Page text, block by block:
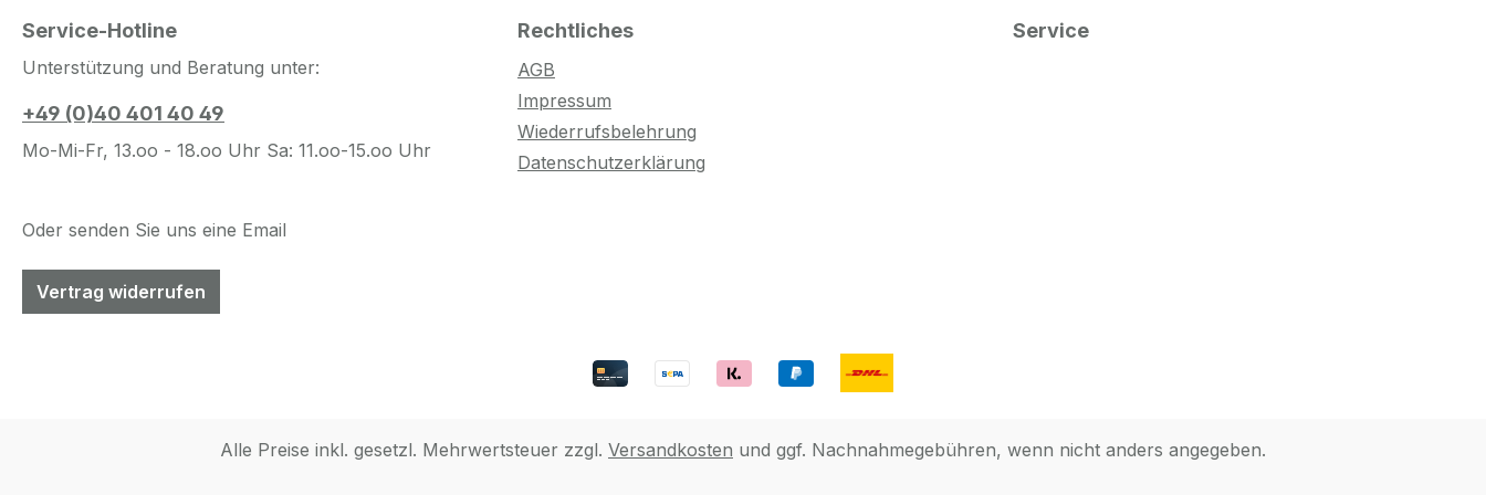
Service-Hotline
Unterstützung und Beratung unter:
+49 (0)40 401 40 49
Mo-Mi-Fr, 13.oo - 18.oo Uhr Sa: 11.oo-15.oo Uhr
Oder senden Sie uns eine Email
Vertrag widerrufen
Rechtliches
AGB
Impressum
Wiederrufsbelehrung
Datenschutzerklärung
Service
Alle Preise inkl. gesetzl. Mehrwertsteuer zzgl. Versandkosten und ggf. Nachnahmegebühren, wenn nicht anders angegeben.